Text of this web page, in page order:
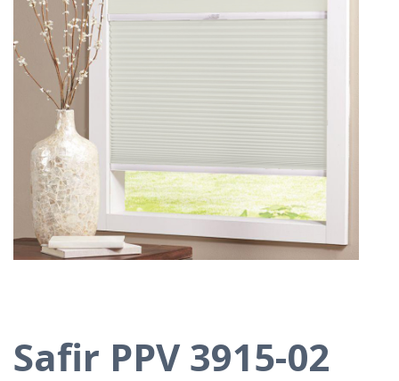
Safir PPV 3915-02